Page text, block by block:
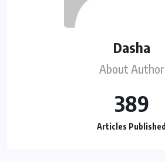
Dasha
About Author
389
Articles Published